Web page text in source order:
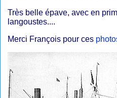
Très belle épave, avec en
langoustes....
Merci François pour ces